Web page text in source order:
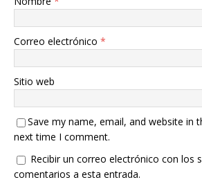
Correo electrónico *
Sitio web
Save my name, email, and website in
next time I comment.
Recibir un correo electrónico con los
comentarios a esta entrada.